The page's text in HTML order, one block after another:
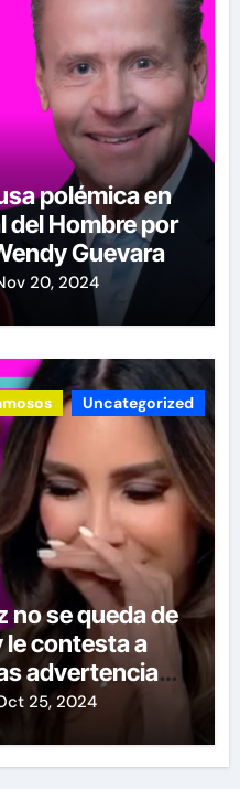
polémica en
del Hombre por
Guevara
20, 2024
Uncategorized
no se queda de
contesta a
advertencias
25, 2024